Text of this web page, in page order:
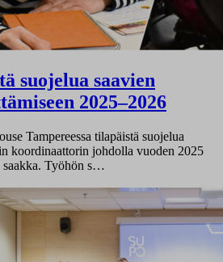
suojelua saavien
2025–2026
Tampereessa tilapäistä suojelua
koordinaattorin johdolla vuoden 2025
saakka. Työhön s…